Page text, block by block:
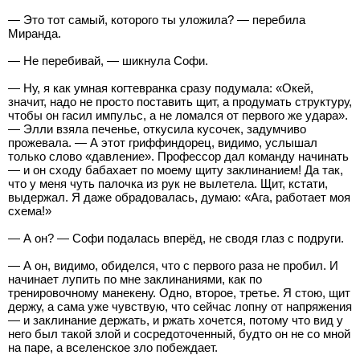
— Это тот самый, которого ты уложила? — перебила
Миранда.
— Не перебивай, — шикнула Софи.
— Ну, я как умная когтевранка сразу подумала: «Окей,
значит, надо не просто поставить щит, а продумать структуру,
чтобы он гасил импульс, а не ломался от первого же удара».
— Элли взяла печенье, откусила кусочек, задумчиво
прожевала. — А этот гриффиндорец, видимо, услышал
только слово «давление». Профессор дал команду начинать
— и он сходу бабахает по моему щиту заклинанием! Да так,
что у меня чуть палочка из рук не вылетела. Щит, кстати,
выдержал. Я даже обрадовалась, думаю: «Ага, работает моя
схема!»
— А он? — Софи подалась вперёд, не сводя глаз с подруги.
— А он, видимо, обиделся, что с первого раза не пробил. И
начинает лупить по мне заклинаниями, как по
тренировочному манекену. Одно, второе, третье. Я стою, щит
держу, а сама уже чувствую, что сейчас лопну от напряжения
— и заклинание держать, и ржать хочется, потому что вид у
него был такой злой и сосредоточенный, будто он не со мной
на паре, а вселенское зло побеждает.